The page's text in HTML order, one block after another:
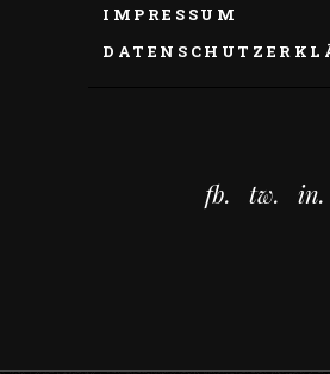
IMPRESSUM
fb. tw. in.